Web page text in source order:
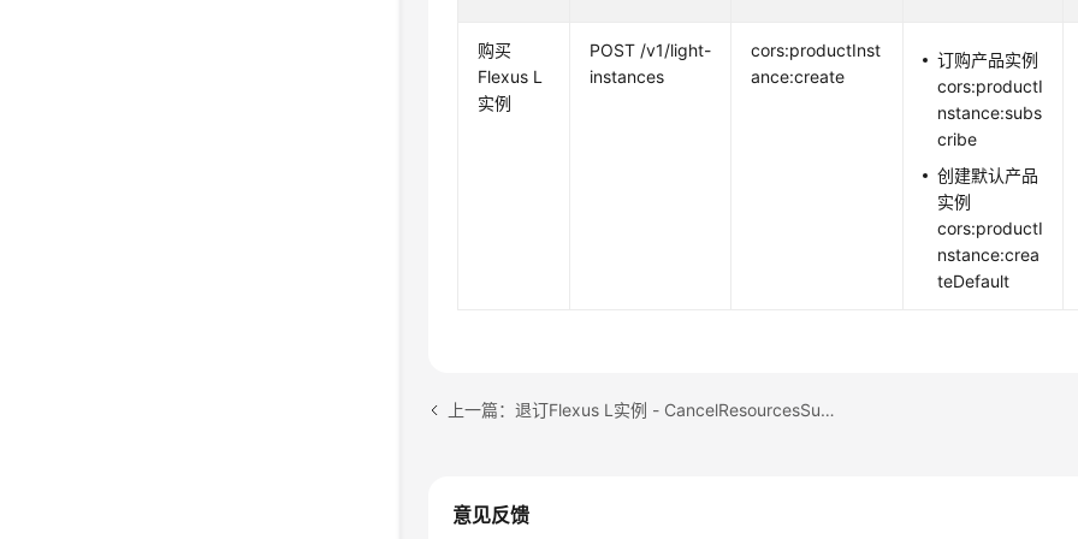
购买
Flexus L
实例
POST /v1/light-
instances
cors:productInst
ance:create
订购产品实例
cors:productI
nstance:subs
cribe
创建默认产品
实例
cors:productI
nstance:crea
teDefault
上一篇：退订Flexus L实例 - CancelResourcesSubscription
意见反馈